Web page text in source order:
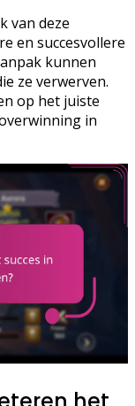
van deze
en succesvollere
kunnen
ze verwerven.
op het juiste
in